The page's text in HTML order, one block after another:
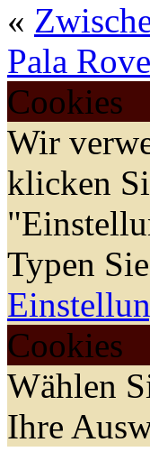
«
Pala
Cookies
Wir
klicken
Typen
Cookies
Wählen
Ihre